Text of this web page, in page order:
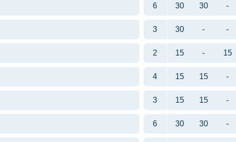
6 30 30 -
3 30 - -
2 15 - 15
4 15 15 -
3 15 15 -
6 30 30 -